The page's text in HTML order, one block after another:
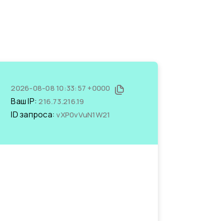
2026-08-08 10:33:57 +0000
Ваш IP:216.73.216.19
ID запроса:vXP0vVuN1W21